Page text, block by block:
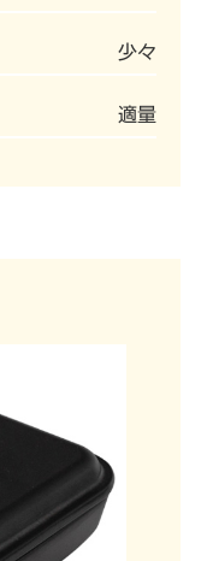
少々
適量